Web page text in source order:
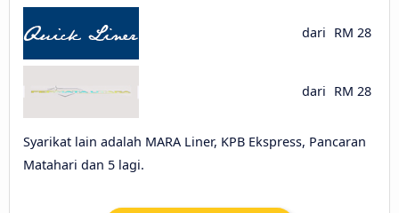
dari RM 28
dari RM 28
Syarikat lain adalah MARA Liner, KPB Ekspress, Pancaran
Matahari dan 5 lagi.